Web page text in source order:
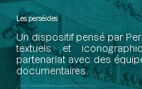
Les perséides
Un dispositif pensé par
textuels et
partenariat avec des
documentaires.